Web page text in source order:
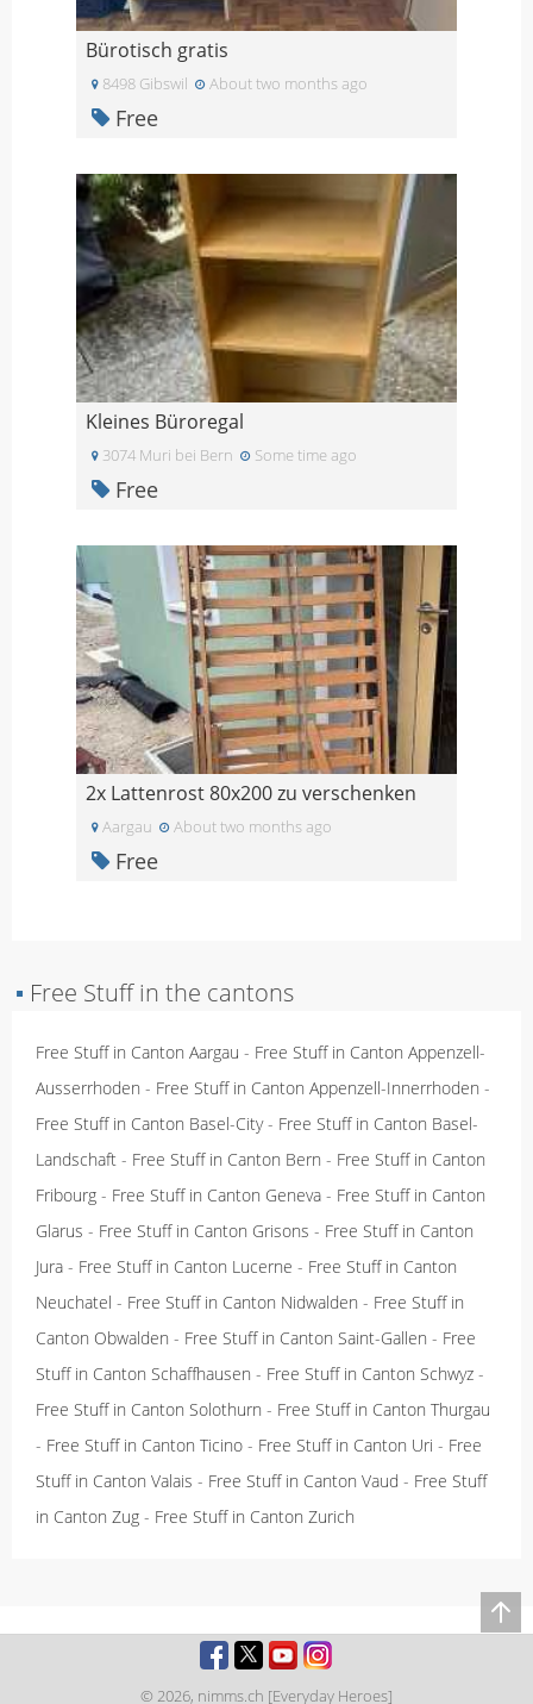
Bürotisch gratis
8498 Gibswil About two months ago
Free
Kleines Büroregal
3074 Muri bei Bern Some time ago
Free
2x Lattenrost 80x200 zu verschenken
Aargau About two months ago
Free
▪ Free Stuff in the cantons
Free Stuff in Canton Aargau - Free Stuff in Canton Appenzell-
Ausserrhoden - Free Stuff in Canton Appenzell-Innerrhoden -
Free Stuff in Canton Basel-City- Free Stuff in Canton Basel-
Landschaft - Free Stuff in Canton Bern - Free Stuff in Canton
Fribourg - Free Stuff in Canton Geneva - Free Stuff in Canton
Glarus - Free Stuff in Canton Grisons - Free Stuff in Canton
Jura - Free Stuff in Canton Lucerne - Free Stuff in Canton
Neuchatel - Free Stuff in Canton Nidwalden - Free Stuff in
Canton Obwalden - Free Stuff in Canton Saint-Gallen - Free
Stuff in Canton Schaffhausen - Free Stuff in Canton Schwyz -
Free Stuff in Canton Solothurn - Free Stuff in Canton Thurgau
- Free Stuff in Canton Ticino - Free Stuff in Canton Uri - Free
Stuff in Canton Valais - Free Stuff in Canton Vaud - Free Stuff
in Canton Zug - Free Stuff in Canton Zurich
© 2026, nimms.ch [Everyday Heroes]